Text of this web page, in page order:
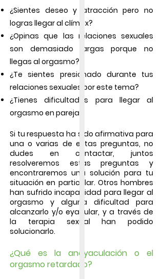
¿Sientes deseo y atracción pero no
logras llegar al clímax?
¿Opinas que las relaciones sexuales
son demasiado largas porque no
llegas al orgasmo?
¿Te sientes presionado durante tus
relaciones sexuales por este tema?
¿Tienes dificultades para llegar al
orgasmo en pareja?
Si tu respuesta ha sido afirmativa para
una o varias de estas preguntas, no
dudes en contactar, juntos
resolveremos estas preguntas y
encontraremos una solución para tu
situación en particular. Otros hombres
han sufridoincapacidad para llegar al
orgasmo y alguna dificultad para
alcanzarlo y/o eyacular, y a través de
la terapia sexualhan podido
solucionarlo.
¿Qué es la aneyaculación o el
orgasmo retardado?